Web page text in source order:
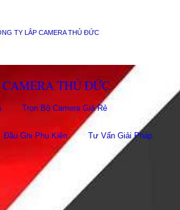
TY LẮP CAMERA THỦ ĐỨC
CAMERA THỦ ĐỨC
Trọn Bộ Camera Giá Rẻ
Đầu Ghi Phụ Kiên Tư Vấn Giải Pháp